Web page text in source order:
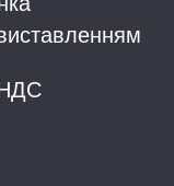
НДС